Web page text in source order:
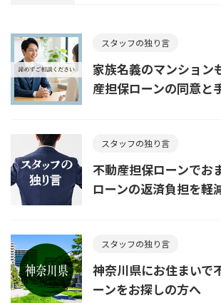
スタッフの独り言
家族名義のマンション
産担保ローンの同意と
スタッフの独り言
不動産担保ローンでお
ローンの返済負担を軽
スタッフの独り言
神奈川県にお住まいで
ーンをお探しの方へ